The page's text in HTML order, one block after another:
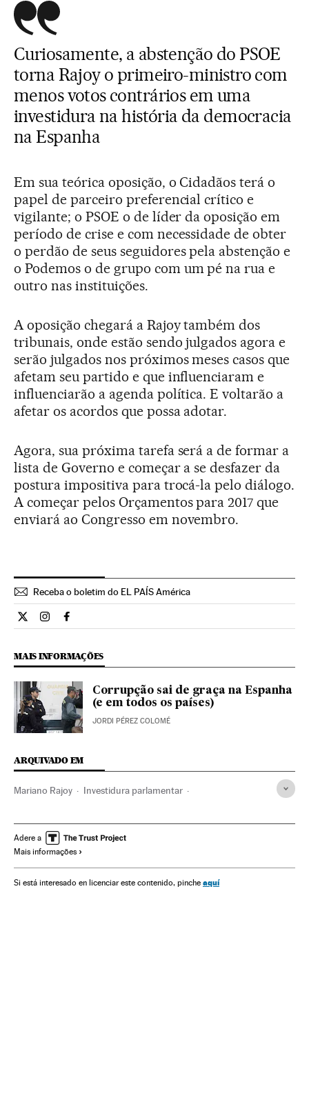
Curiosamente, a abstenção do PSOE
torna Rajoy o primeiro-ministro com
menos votos contrários em uma
investidura na história da democracia
na Espanha
Em sua teórica oposição, o Cidadãos terá o
papel de parceiro preferencial crítico e
vigilante; o PSOE o de líder da oposição em
período de crise e com necessidade de obter
o perdão de seus seguidores pela abstenção e
o Podemos o de grupo com um pé na rua e
outro nas instituições.
A oposição chegará a Rajoy também dos
tribunais, onde estão sendo julgados agora e
serão julgados nos próximos meses casos que
afetam seu partido e que influenciaram e
influenciarão a agenda política. E voltarão a
afetar os acordos que possa adotar.
Agora, sua próxima tarefa será a de formar a
lista de Governo e começar a se desfazer da
postura impositiva para trocá-la pelo diálogo.
A começar pelos Orçamentos para 2017 que
enviará ao Congresso em novembro.
Receba o boletim do EL PAÍS América
Internacional El País Brasil en Twitter
Internacional El País Brasil en Instagram
Internacional El País Brasil en Facebook
MAIS INFORMAÇÕES
Corrupção sai de graça na Espanha
(e em todos os países)
JORDI PÉREZ COLOMÉ
ARQUIVADO EM
Mariano Rajoy Investidura parlamentar
Congresso dos Deputados Espanha
Parlamento
Administração Estado Política Espanha
Adere a
Mais informações
Si está interesado en licenciar este contenido, pinche aquí